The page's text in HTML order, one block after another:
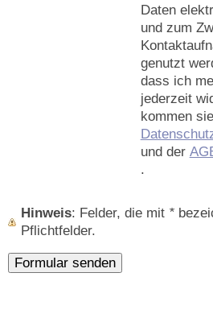
Daten
und zum
genutzt
dass ich
jederzeit
kommen
und der
.
Hinweis : Felder, die mit *
Pflichtfelder.